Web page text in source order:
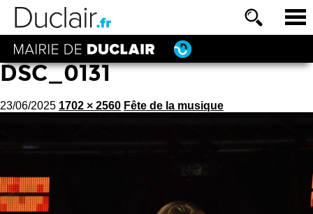
DSC_0131
23/06/2025 1702 × 2560 Fête de la musique